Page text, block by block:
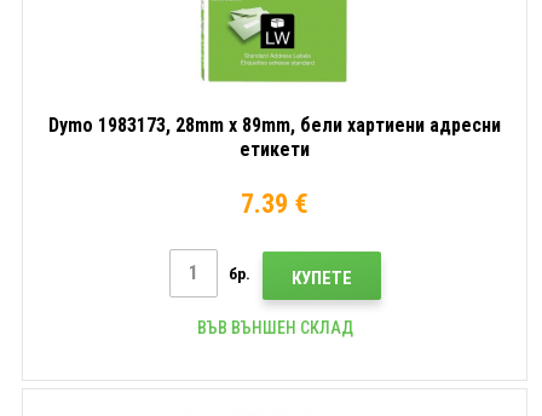
Dymo 1983173, 28mm x 89mm, бели хартиени адресни
етикети
7.39 €
бр. КУПЕТЕ
ВЪВ ВЪНШЕН СКЛАД